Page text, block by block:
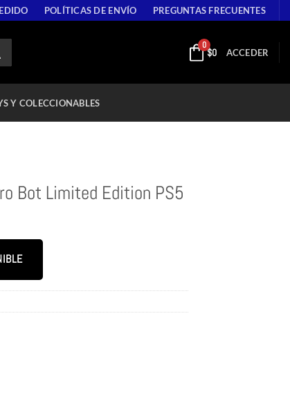
POLÍTICAS DE ENVÍO PREGUNTAS FRECUENTES
0
$0 ACCEDER
Y COLECCIONABLES
Bot Limited Edition PS5